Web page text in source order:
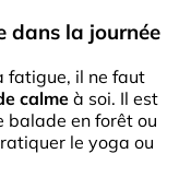
dans la journée
fatigue, il ne faut
calme à soi. Il est
balade en forêt ou
le yoga ou